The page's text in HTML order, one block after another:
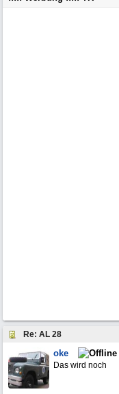
Re: AL 28
oke
Das wird noch